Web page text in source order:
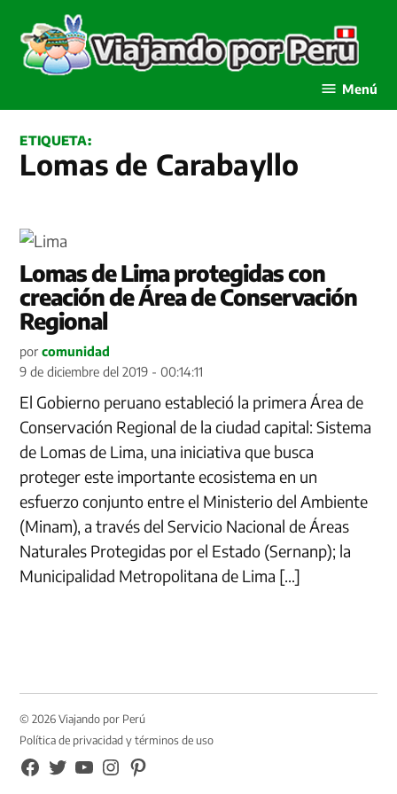
contenido
Menú
ETIQUETA:
Lomas de Carabayllo
Lomas de Lima protegidas con
creación de Área de Conservación
Regional
por comunidad
9 de diciembre del 2019 - 00:14:11
El Gobierno peruano estableció la primera Área de
Conservación Regional de la ciudad capital: Sistema
de Lomas de Lima, una iniciativa que busca
proteger este importante ecosistema en un
esfuerzo conjunto entre el Ministerio del Ambiente
(Minam), a través del Servicio Nacional de Áreas
Naturales Protegidas por el Estado (Sernanp); la
Municipalidad Metropolitana de Lima […]
© 2026 Viajando por Perú
Política de privacidad y términos de uso
FB
TW YouTubeInstagramPinterest